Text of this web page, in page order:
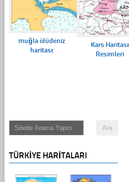
muğla ölüdeniz
haritası
Kars Haritası
Resimleri
TÜRKIYE HARITALARI